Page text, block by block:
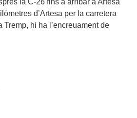
la C-26 fins a arribar a Artesa
d’Artesa per la carretera
Tremp, hi ha l’encreuament de